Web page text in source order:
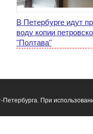
В Петербурге идут
воду копии
"Полтава"
При